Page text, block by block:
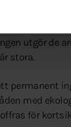
tillförts
är granne
utgör de
stora.
permanent
med
för